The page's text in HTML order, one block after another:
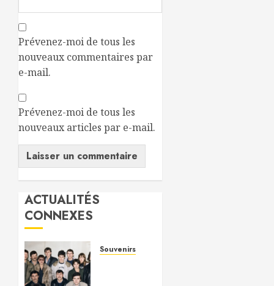
Prévenez-moi de tous les
nouveaux commentaires par
e-mail.
Prévenez-moi de tous les
nouveaux articles par e-mail.
ACTUALITÉS
CONNEXES
Souvenirs